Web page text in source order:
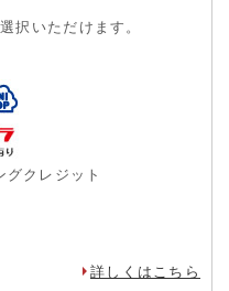
択いただけます。
グクレジット
詳しくはこちら